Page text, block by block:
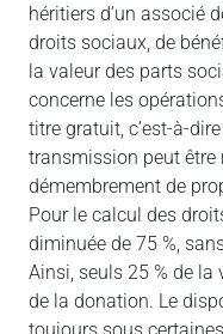
héritiers d’un associé
droits sociaux, de
la valeur des parts
concerne les
titre gratuit, c’est-à-
transmission peut être
démembrement de
Pour le calcul des
diminuée de 75 %,
Ainsi, seuls 25 % de
de la donation. Le
toujours sous